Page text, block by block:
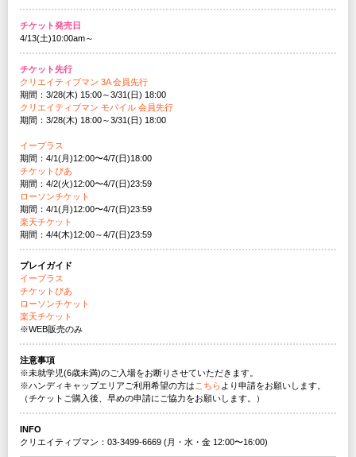
チケット発売日
4/13(土)10:00am～
チケット先行
クリエイティブマン 3A 会員先行
期間：3/28(木) 15:00～3/31(日) 18:00
クリエイティブマン モバイル 会員先行
期間：3/28(木) 18:00～3/31(日) 18:00
イープラス
期間：4/1(月)12:00〜4/7(日)18:00
チケットぴあ
期間：4/2(火)12:00〜4/7(日)23:59
ローソンチケット
期間：4/1(月)12:00〜4/7(日)23:59
楽天チケット
期間：4/4(木)12:00～4/7(日)23:59
プレイガイド
イープラス
チケットぴあ
ローソンチケット
楽天チケット
※WEB販売のみ
注意事項
※未就学児(6歳未満)のご入場をお断りさせていただきます。
※ハンディキャップエリアご利用希望の方は こちら より申請をお願いします。
（チケットご購入後、早めの申請にご協力をお願いします。）
INFO
クリエイティブマン：03-3499-6669 (月・水・金 12:00〜16:00)